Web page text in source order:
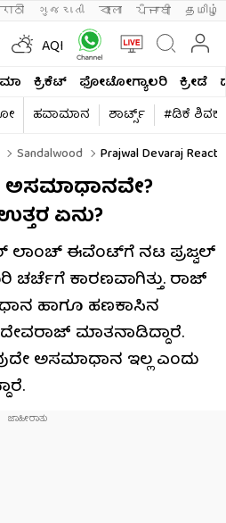
ગુજરાતી বাংলা ਪੰਜਾਬੀ தமிழ்
AQI
ಕ್ರಿಕೆಟ್​ ಫೋಟೋಗ್ಯಾಲರಿ ಕ್ರೀಡೆ
ಹವಾಮಾನ ಶಾರ್ಟ್ಸ್​
#ಡಿಕೆ
Sandalwood Prajwal Devaraj
ಅಸಮಾಧಾನವೇ?
ಏನು?
ಲಾಂಚ್ ಈವೆಂಟ್‌ಗೆ ನಟ ಪ್ರಜ್ವಲ್
ಚರ್ಚೆಗೆ ಕಾರಣವಾಗಿತ್ತು. ರಾಜ್
ಹಾಗೂ ಹಣಕಾಸಿನ
ಮಾತನಾಡಿದ್ದಾರೆ.
ಅಸಮಾಧಾನ ಇಲ್ಲ ಎಂದು